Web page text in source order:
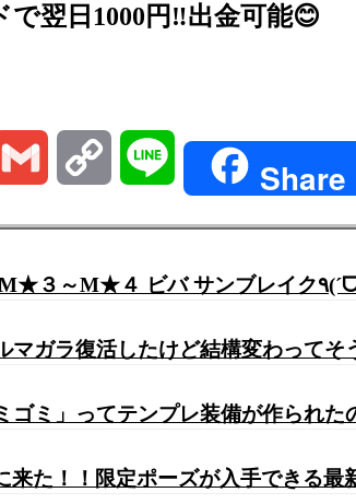
翌日1000円‼️出金可能😊
Gmail Copy Share
マガラ復活したけど結構変わって
ゴミ」ってテンプレ装備が作られ
来た！！限定ポーズが入手できる